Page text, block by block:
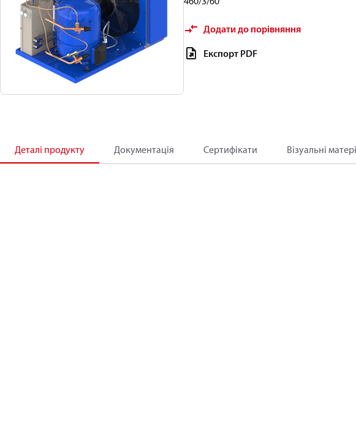
Додати до порівняння
Експорт PDF
Деталі продукту Документація Сертифікати Візуальні